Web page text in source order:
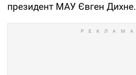
президент МАУ Євген Дихне.